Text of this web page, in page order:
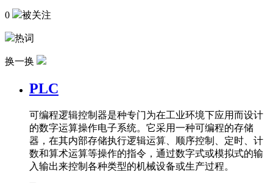
0 被关注
热词
换一换
PLC
可编程逻辑控制器是种专门为在工业环境下应用而设计
的数字运算操作电子系统。它采用一种可编程的存储
器，在其内部存储执行逻辑运算、顺序控制、定时、计
数和算术运算等操作的指令，通过数字式或模拟式的输
入输出来控制各种类型的机械设备或生产过程。